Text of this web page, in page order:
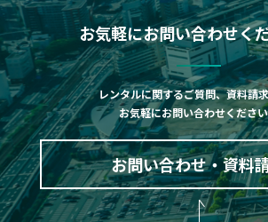
お気軽にお問い合わせく
レンタルに関するご質問、資料請
お気軽にお問い合わせくださ
お問い合わせ・資料